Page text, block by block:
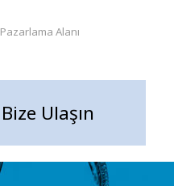
Pazarlama Alanı
Bize Ulaşın